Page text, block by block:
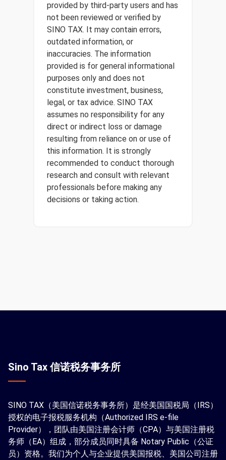
provided by third-party users and has
not been reviewed or verified by
SINO TAX. It may contain errors,
outdated information, or
inaccuracies. The information
provided is for general informational
purposes only and does not
constitute investment, business,
legal, or tax advice. SINO TAX
assumes no responsibility for any
direct or indirect loss or damage
resulting from reliance on or use of
this information. It is strongly
recommended to conduct thorough
research and consult with relevant
professionals before making any
decisions or taking action.
Sino Tax 信诺税务事务所
SINO TAX（美国信诺税务事务所）是经美国国税局（IRS）
授权的电子报税服务机构（Authorized IRS e-file
Provider），团队由美国注册会计师（CPA）与美国注册税
务师（EA）组成，部分成员同时具备 Notary Public（公证
员）资格。我们为个人与企业提供美国报税、美国公司注册